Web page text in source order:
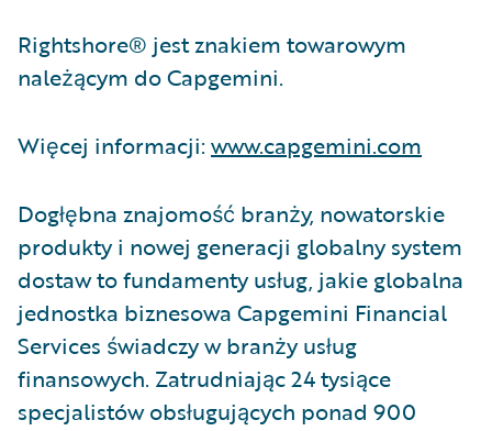
Rightshore® jest znakiem towarowym
należącym do Capgemini.
Więcej informacji: www.capgemini.com
Dogłębna znajomość branży, nowatorskie
produkty i nowej generacji globalny system
dostaw to fundamenty usług, jakie globalna
jednostka biznesowa Capgemini Financial
Services świadczy w branży usług
finansowych. Zatrudniając 24 tysiące
specjalistów obsługujących ponad 900